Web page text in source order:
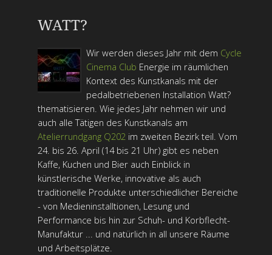
WATT?
Wir werden dieses Jahr mit dem Cycle
Cinema Club Energie im räumlichen
Kontext des Kunstkanals mit der
pedalbetriebenen Installation Watt?
thematisieren. Wie jedes Jahr nehmen wir und
auch alle Tätigen des Kunstkanals am
Atelierrundgang Q202 im zweiten Bezirk teil. Vom
24. bis 26. April (14 bis 21 Uhr) gibt es neben
Kaffe, Kuchen und Bier auch Einblick in
künstlerische Werke, innovative als auch
traditionelle Produkte unterschiedlicher Bereiche
- von Medieninstalltionen, Lesung und
Performance bis hin zur Schuh- und Korbflecht-
Manufaktur ... und natürlich in all unsere Räume
und Arbeitsplätze.